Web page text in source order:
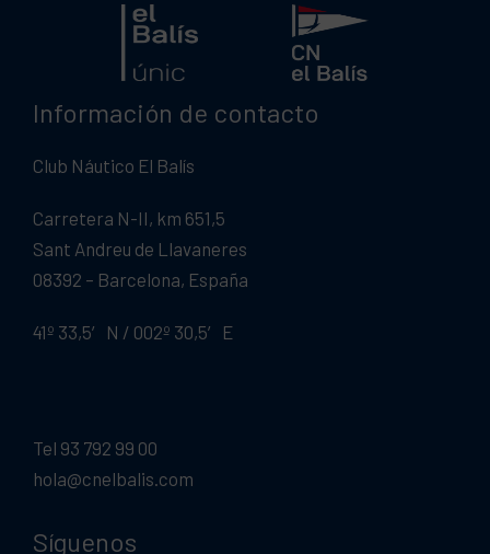
Información de contacto
Club Náutico El Balís
Carretera N-II, km 651,5
Sant Andreu de Llavaneres
08392 – Barcelona, España
41º 33,5′ N / 002º 30,5′ E
Tel 93 792 99 00
hola@cnelbalis.com
Síguenos